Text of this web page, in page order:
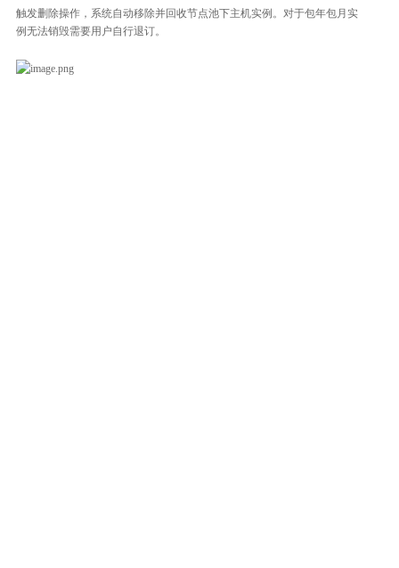
触发删除操作，系统自动移除并回收节点池下主机实例。对于包年包月实
例无法销毁需要用户自行退订。